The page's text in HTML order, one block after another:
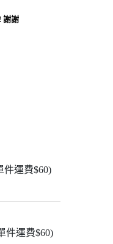
謝謝
件運費$60)
件運費$60)